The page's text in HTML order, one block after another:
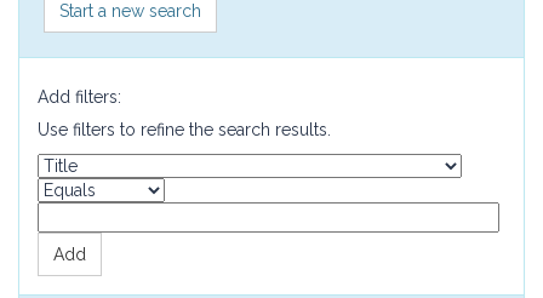
Start a new search
Add filters:
Use filters to refine the search results.